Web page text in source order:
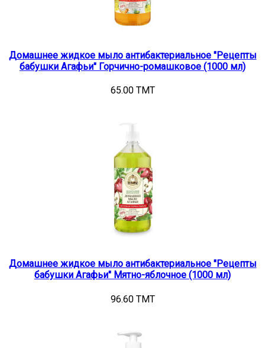
Домашнее жидкое мыло антибактериальное "Рецепты
бабушки Агафьи" Горчично-ромашковое (1000 мл)
65.00 TMT
Домашнее жидкое мыло антибактериальное "Рецепты
бабушки Агафьи" Мятно-яблочное (1000 мл)
96.60 TMT